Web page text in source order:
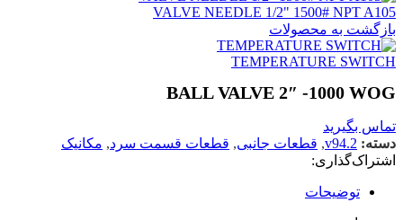
VALVE NEEDLE 1/2" 1500# NPT A105
بازگشت به محصولات
TEMPERATURE SWITCH
BALL VALVE 2″ -1000 WOG
تماس بگیرید
دسته: v94.2
, قطعات جانبی, قطعات قسمت سرد, مکانیک
اشتراک‌گذاری:
توضیحات